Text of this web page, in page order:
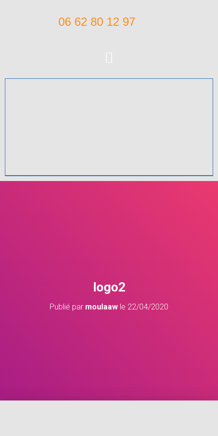
06 62 80 12 97
logo2
Publié par moulaaw le 22/04/2020